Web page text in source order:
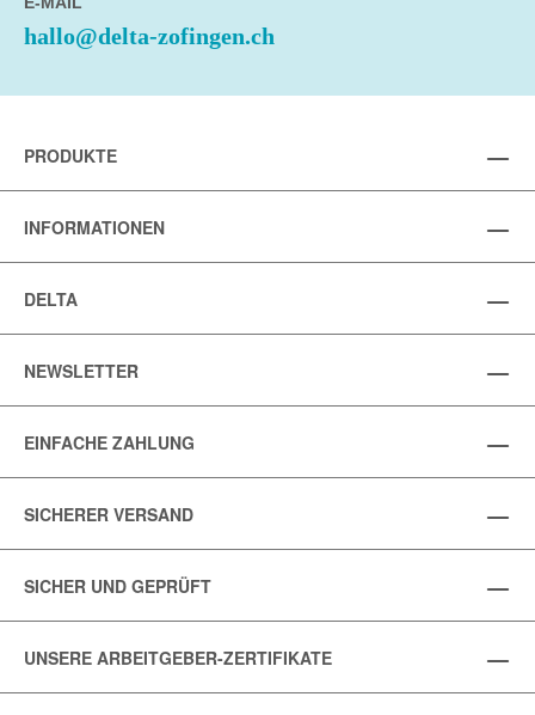
hallo@delta-zofingen.ch
PRODUKTE
INFORMATIONEN
DELTA
NEWSLETTER
EINFACHE ZAHLUNG
SICHERER VERSAND
SICHER UND GEPRÜFT
UNSERE ARBEITGEBER-ZERTIFIKATE